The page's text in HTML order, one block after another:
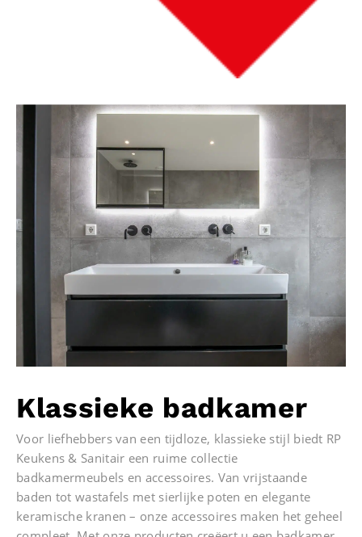
Klassieke badkamer
Voor liefhebbers van een tijdloze, klassieke stijl biedt RP
Keukens & Sanitair een ruime collectie
badkamermeubels en accessoires. Van vrijstaande
baden tot wastafels met sierlijke poten en elegante
keramische kranen – onze accessoires maken het geheel